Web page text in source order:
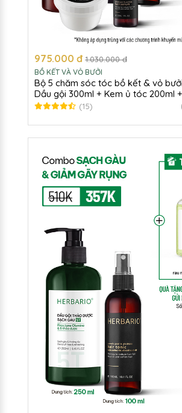
975.000 đ 1.030.000 đ
BỒ KẾT VÀ VỎ BƯỞI
Bộ 5 chăm sóc tóc bồ kết & vỏ
Dầu gội 300ml + Kem ủ tóc 200ml
300ml + Serum 30ml + Xịt dưỡng
(15)